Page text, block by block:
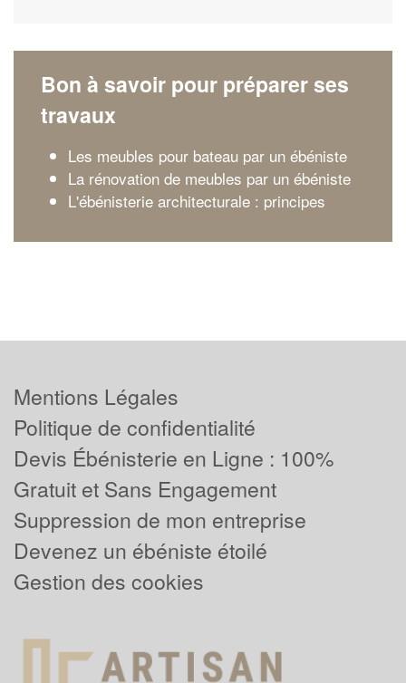
Bon à savoir pour préparer ses
travaux
Les meubles pour bateau par un ébéniste
La rénovation de meubles par un ébéniste
L'ébénisterie architecturale : principes
Mentions Légales
Politique de confidentialité
Devis Ébénisterie en Ligne : 100%
Gratuit et Sans Engagement
Suppression de mon entreprise
Devenez un ébéniste étoilé
Gestion des cookies